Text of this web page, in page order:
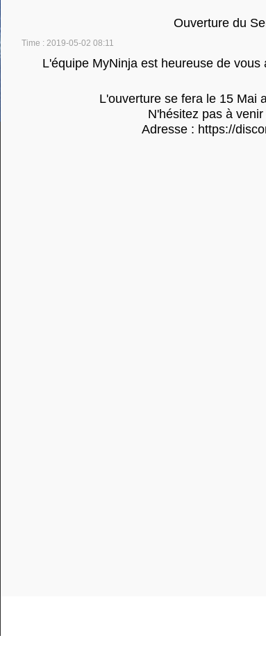
Ouverture du
Time : 2019-05-02 08:11
L'équipe MyNinja est heureuse de
L'ouverture se fera le 15 Mai
N'hésitez pas à
Adresse : https://